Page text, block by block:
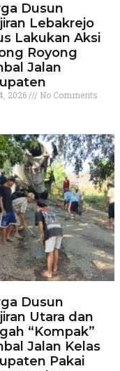
Dusun
Lebakrejo
Lakukan Aksi
Royong
Jalan
2026 No Comments
Dusun
Utara dan
“Kompak”
Jalan Kelas
Pakai